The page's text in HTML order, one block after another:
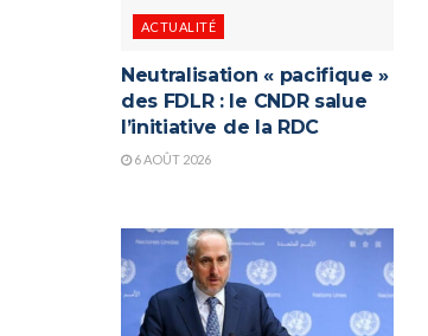
ACTUALITÉ
Neutralisation « pacifique »
des FDLR : le CNDR salue
l’initiative de la RDC
6 AOÛT 2026